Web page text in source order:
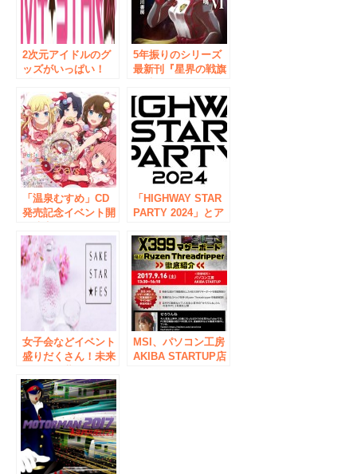
2次元アイドルのグ
ッズがいっぱい！
Shop」4月29日～5
月14日の期間限定で
秋葉原にオープン!!
5年振りのシリーズ
最新刊『星界の戦旗
売を記念して
9/21（金）、著者・
森岡浩之先生サイン
会を開催！
「温泉むすめ」CD
発売記念イベント開
「HIGHWAY STAR
PARTY 2024」とア
ャンペーンが開催決
定！
女子会などイベント
盛りだくさん！未来
た日本酒イベント
「SAKE STAR
FES」を、ベルサー
ル秋葉原にて開催い
たします！
MSI、パソコン工房
AKIBA STARTUP店